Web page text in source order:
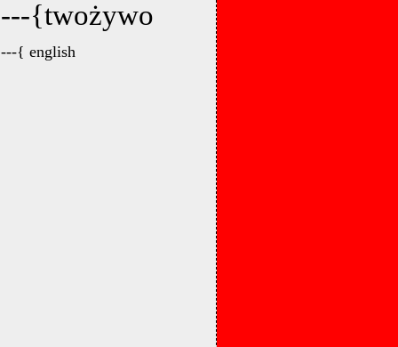
---{twożywo
---{ english